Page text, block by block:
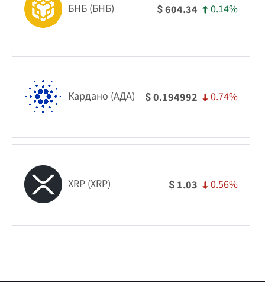
БНБ (БНБ) $604.34 0.14%
Кардано (АДА) $0.194992 0.74%
XRP (XRP) $ 1.03 0.56%